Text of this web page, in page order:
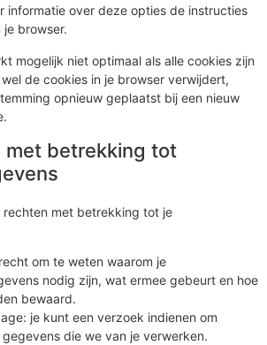
informatie over deze opties de instructies
browser.
mogelijk niet optimaal als alle cookies zijn
de cookies in je browser verwijdert,
opnieuw geplaatst bij een nieuw
met betrekking tot
met betrekking tot je
om te weten waarom je
nodig zijn, wat ermee gebeurt en hoe
bewaard.
je kunt een verzoek indienen om
die we van je verwerken.